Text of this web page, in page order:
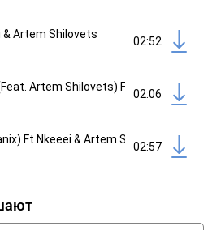
& Artem Shilovets
02:52
Artem Shilovets) Ft Nkeeei
02:06
Ft Nkeeei & Artem Shilovets
02:57